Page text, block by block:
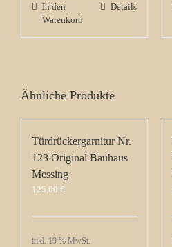
In den
Warenkorb
Details
Ähnliche Produkte
Türdrückergarnitur Nr.
123 Original Bauhaus
Messing
125,00 €
inkl. 19 % MwSt.